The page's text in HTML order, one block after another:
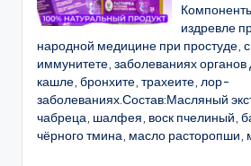
издревле
народной медицине при простуде,
иммунитете, заболеваниях
кашле, бронхите, трахеите, лор-
заболеваниях.Состав:Масляный
чабреца, шалфея, воск пчелиный,
чёрного тмина, масло расторопши,